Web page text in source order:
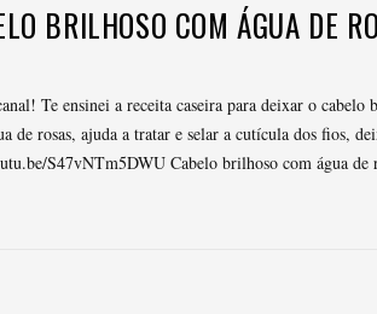
BRILHOSO COM ÁGUA DE
Te ensinei a receita caseira para deixar o cabelo
de rosas, ajuda a tratar e selar a cutícula dos fios,
S47vNTm5DWU Cabelo brilhoso com água de